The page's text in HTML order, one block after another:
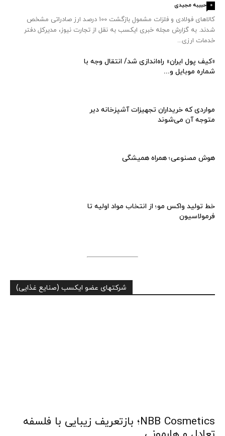
حبیبه مجیدی 0
کالاهای فولادی و فلزات مشمول بازگشت 100 درصد ارز صادراتی مشخص
شدند. به گزارش مجله خبری ایکسب به نقل از تجارت نیوز، مدیرکل دفتر
خدمات ارزی...
«کیف پول ایران» راه‌اندازی شد/ انتقال وجه با
شماره موبایل و...
مواردی که خریداران تجهیزات آشپزخانه دیر
متوجه آن می‌شوند
هوش مصنوعی؛ همراه همیشگی
خط تولید واکس مو؛ از انتخاب مواد اولیه تا
فرمولاسیون
شرکتهای عضو ایکسب (صنایع غذایی)
NBB Cosmetics؛ بازتعریف زیبایی با فلسفه